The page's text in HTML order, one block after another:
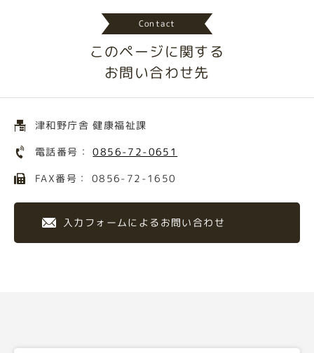
Contact
このページに関する
お問い合わせ先
津和野庁舎 健康福祉課
電話番号：0856-72-0651
FAX番号： 0856-72-1650
入力フォームによるお問い合わせ